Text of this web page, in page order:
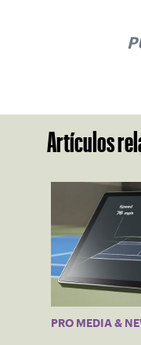
Artículos
PRO MEDIA &